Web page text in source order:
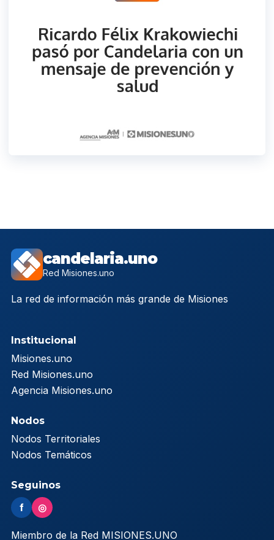
candelaria.uno
Red Misiones.uno
La red de información más grande de Misiones
Institucional
Misiones.uno
Red Misiones.uno
Agencia Misiones.uno
Nodos
Nodos Territoriales
Nodos Temáticos
Seguinos
f ◎
Miembro de la Red MISIONES.UNO